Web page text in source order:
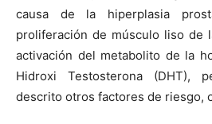
causa de la hiperplasia
proliferación de músculo liso de
activación del metabolito de la
Hidroxi Testosterona (DHT),
descrito otros factores de riesgo,